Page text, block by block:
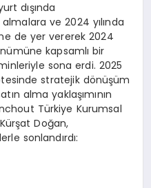
dışında
ve 2024 yılında
de yer vererek 2024
kapsamlı bir
sona erdi. 2025
stratejik dönüşüm
alma yaklaşımının
Türkiye Kurumsal
Doğan,
sonlandırdı: